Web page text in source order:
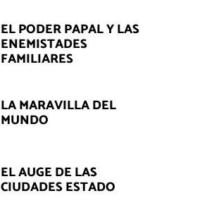
EL PODER PAPAL Y LAS
ENEMISTADES
FAMILIARES
LA MARAVILLA DEL
MUNDO
EL AUGE DE LAS
CIUDADES ESTADO